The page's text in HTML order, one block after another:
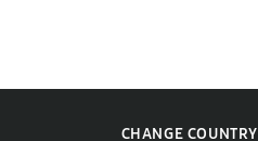
CHANGE COUNTRY